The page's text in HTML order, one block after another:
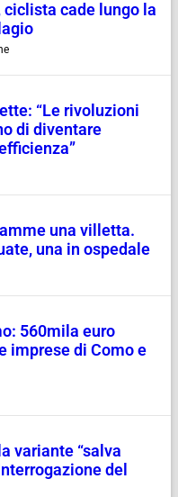
ciclista cade lungo la
“Le rivoluzioni
di diventare
una villetta.
una in ospedale
560mila euro
imprese di Como e
variante “salva
del